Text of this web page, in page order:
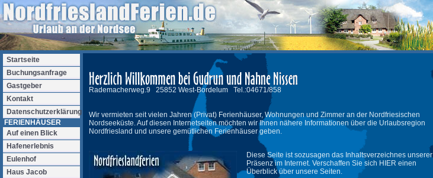
Rademacherweg.9 25852 West-Bordelum Tel.:04671/858
Wir vermieten seit vielen Jahren (Privat) Ferienhäuser, Wohnungen und Zimmer an der Nordfriesischen
Nordseeküste. Auf diesen Internetseiten möchten wir Ihnen nähere Informationen über die Urlaubsregion
Nordfriesland und unsere gemütlichen Ferienhäuser geben.
Diese Seite ist sozusagen das Inhaltsverzeichnes unserer
Präsenz im Internet. Verschaffen Sie sich HIER einen
Überblick über unsere Seiten.
Startseite
Buchungsanfrage
Gastgeber
Kontakt
Datenschutzerklärung
FERIENHÄUSER
Auf einen Blick
Hafenerlebnis
Eulenhof
Haus Jacob